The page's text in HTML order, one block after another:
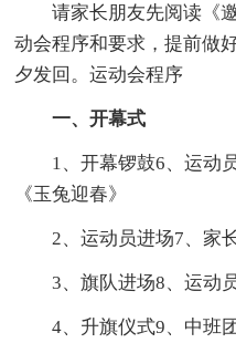
请家长朋友先阅读《
动会程序和要求，提前做
夕发回。运动会程序
一、开幕式
1、开幕锣鼓6、运动
《玉兔迎春》
2、运动员进场7、家
3、旗队进场8、运动
4、升旗仪式9、中班